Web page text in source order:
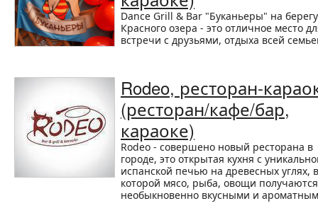
Dance Grill & Bar "Буканьеры" на берегу
Красного озера - это отличное место
встречи с друзьями, отдыха всей
Rodeo, ресторан-
(ресторан/кафе/бар,
караоке)
Rodeo - совершено новый ресторана в
городе, это открытая кухня с
испанской печью на древесных углях, в
которой мясо, рыба, овощи получаются
необыкновенно вкусными и